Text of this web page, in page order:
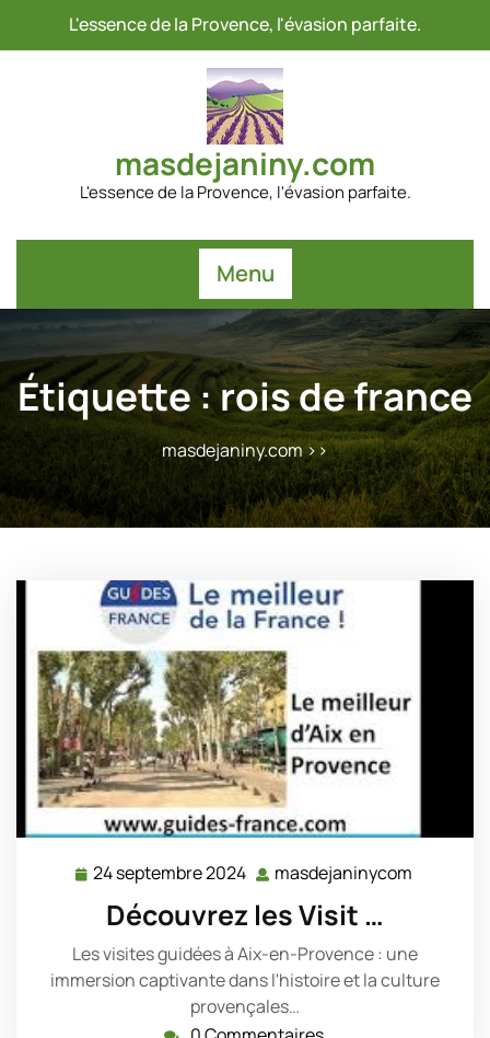
L'essence de la Provence, l'évasion parfaite.
masdejaniny.com
L'essence de la Provence, l'évasion parfaite.
Menu
Étiquette :rois de france
masdejaniny.com>>
24 septembre 2024 24
septembre
2024
masdejaninycom
Découvrez les Visit …
Les visites guidées à Aix-en-Provence : une
immersion captivante dans l'histoire et la culture
provençales…